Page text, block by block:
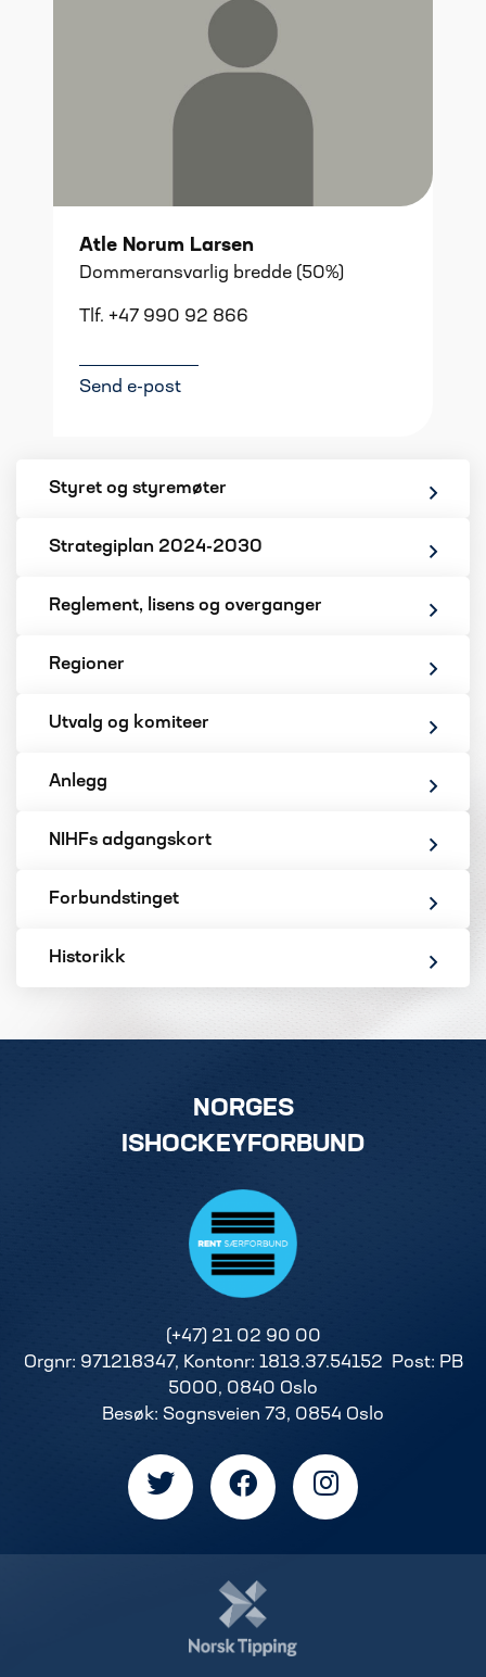
Atle Norum Larsen
Dommeransvarlig bredde (50%)
Tlf. +47 990 92 866
Send e-post
Styret og styremøter
Strategiplan 2024-2030
Reglement, lisens og overganger
Regioner
Utvalg og komiteer
Anlegg
NIHFs adgangskort
Forbundstinget
Historikk
NORGES
ISHOCKEYFORBUND
(+47) 21 02 90 00
Orgnr: 971218347, Kontonr: 1813.37.54152 Post: PB
5000, 0840 Oslo
Besøk: Sognsveien 73, 0854 Oslo